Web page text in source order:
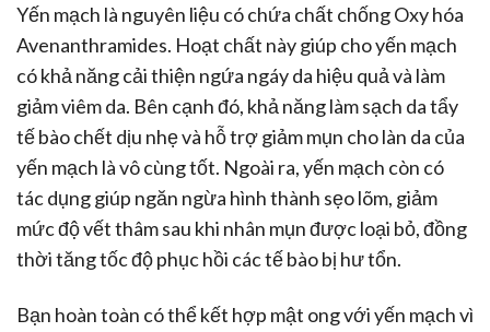
Yến mạch là nguyên liệu có chứa chất chống Oxy hóa
Avenanthramides. Hoạt chất này giúp cho yến mạch
có khả năng cải thiện ngứa ngáy da hiệu quả và làm
giảm viêm da. Bên cạnh đó, khả năng làm sạch da tẩy
tế bào chết dịu nhẹ và hỗ trợ giảm mụn cho làn da của
yến mạch là vô cùng tốt. Ngoài ra, yến mạch còn có
tác dụng giúp ngăn ngừa hình thành sẹo lõm, giảm
mức độ vết thâm sau khi nhân mụn được loại bỏ, đồng
thời tăng tốc độ phục hồi các tế bào bị hư tổn.
Bạn hoàn toàn có thể kết hợp mật ong với yến mạch vì